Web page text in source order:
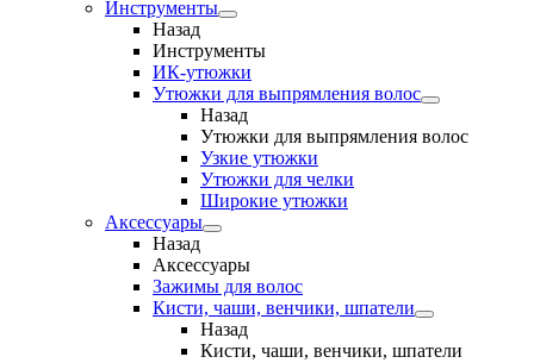
Инструменты
Назад
Инструменты
ИК-утюжки
Утюжки для выпрямления волос
Назад
Утюжки для выпрямления волос
Узкие утюжки
Утюжки для челки
Широкие утюжки
Аксессуары
Назад
Аксессуары
Зажимы для волос
Кисти, чаши, венчики, шпатели
Назад
Кисти, чаши, венчики, шпатели